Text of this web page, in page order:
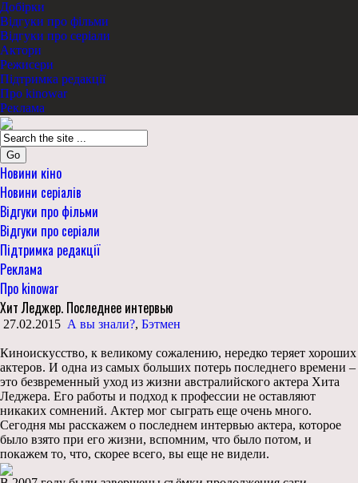
Добірки
Відгуки про фільми
Відгуки про серіали
Актори
Режисери
Підтримка редакції
Про kinowar
Реклама
Go
Новини кіно
Новини серіалів
Відгуки про фільми
Відгуки про серіали
Підтримка редакції
Реклама
Про kinowar
Хит Леджер. Последнее интервью
27.02.2015 А вы знали?, Бэтмен
Киноискусство, к великому сожалению, нередко теряет хороших
актеров. И одна из самых больших потерь последнего времени –
это безвременный уход из жизни австралийского актера Хита
Леджера. Его работы и подход к профессии не оставляют
никаких сомнений. Актер мог сыграть еще очень много.
Сегодня мы расскажем о последнем интервью актера, которое
было взято при его жизни, вспомним, что было потом, и
покажем то, что, скорее всего, вы еще не видели.